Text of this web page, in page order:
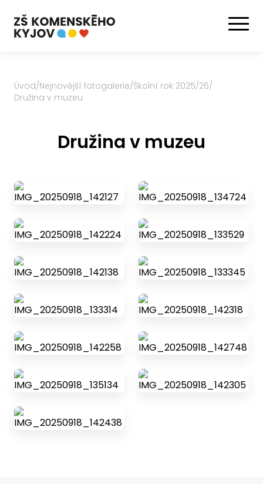
Úvod/Nejnovější fotogalerie/Školní rok 2025/26/
Družina v muzeu
Družina v muzeu